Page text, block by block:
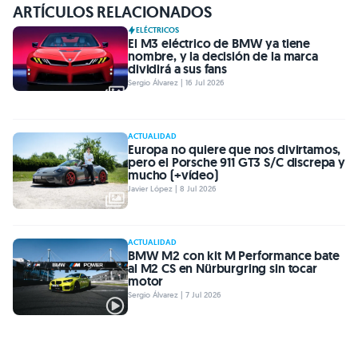
ARTÍCULOS RELACIONADOS
ELÉCTRICOS
El M3 eléctrico de BMW ya tiene
nombre, y la decisión de la marca
dividirá a sus fans
Sergio Álvarez | 16 Jul 2026
ACTUALIDAD
Europa no quiere que nos divirtamos,
pero el Porsche 911 GT3 S/C discrepa y
mucho (+vídeo)
Javier López | 8 Jul 2026
ACTUALIDAD
BMW M2 con kit M Performance bate
al M2 CS en Nürburgring sin tocar
motor
Sergio Álvarez | 7 Jul 2026